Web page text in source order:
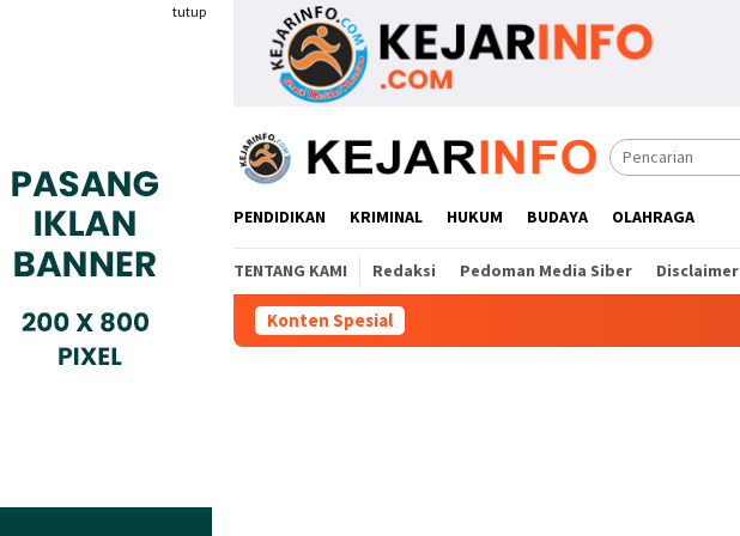
tutup
PENDIDIKAN KRIMINAL HUKUM BUDAYA OLAHRAGA
TENTANG KAMI Redaksi Pedoman Media Siber Disclaimer
Konten Spesial